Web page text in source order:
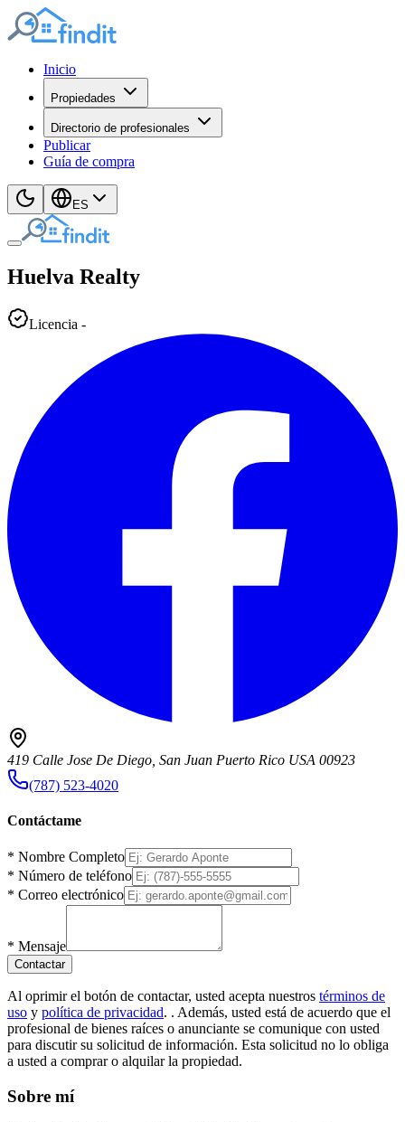
Inicio
Propiedades
Directorio de profesionales
Publicar
Guía de compra
ES
Huelva Realty
Licencia -
419 Calle Jose De Diego, San Juan Puerto Rico USA 00923
(787) 523-4020
Contáctame
* Nombre Completo
* Número de teléfono
* Correo electrónico
* Mensaje
Contactar
Al oprimir el botón de contactar, usted acepta nuestros términos de
uso y política de privacidad. . Además, usted está de acuerdo que el
profesional de bienes raíces o anunciante se comunique con usted
para discutir su solicitud de información. Esta solicitud no lo obliga
a usted a comprar o alquilar la propiedad.
Sobre mí